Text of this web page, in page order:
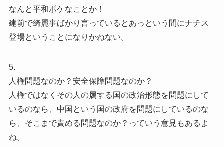
なんと平和ボケなことか！
建前で綺麗事ばかり言っているとあっという間にナチス
登場ということになりかねない。
5.
人権問題なのか？安全保障問題なのか？
人権ではなくその人の属する国の政治形態を問題にして
いるのなら、中国という国の政府を問題にしているのな
ら、そこまで責める問題なのか？っていう意見もあるよ
ね。